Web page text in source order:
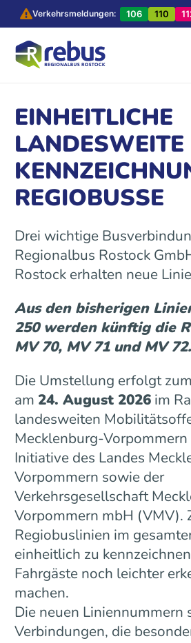
Verkehrsmeldungen: 106 110
EINHEITLICHE
LANDESWEITE
REGIOBUSSE
Drei wichtige
Regionalbus Rostock
Rostock erhalten neue
Aus den bisherigen
250 werden künftig die
MV 70, MV 71 und MV 72.
Die Umstellung erfolgt
am 24. August 2026im
landesweiten
Mecklenburg-
Initiative des Landes
Vorpommern sowie der
Verkehrsgesellschaft
Vorpommern mbH (VMV).
Regiobuslinien im
einheitlich zu
Fahrgäste noch leichter
machen.
Die neuen Liniennummern
Verbindungen, die